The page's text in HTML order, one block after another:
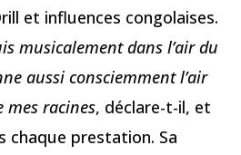
et influences congolaises.
musicalement dans l’air du
aussi consciemment l’air
mes racines, déclare-t-il, et
chaque prestation. Sa